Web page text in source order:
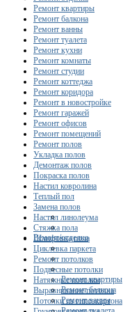
Ремонт/отделка
Ремонт квартиры
Ремонт балкона
Ремонт ванны
Ремонт квартиры
Ремонт балкона
Ремонт ванны
Ремонт туалета
Ремонт кухни
Ремонт комнаты
Ремонт студии
Ремонт коттеджа
Ремонт коридора
Ремонт в новостройке
Ремонт гаражей
Ремонт офисов
Ремонт помещений
Ремонт полов
Укладка полов
Демонтаж полов
Покраска полов
Настил ковролина
Теплый пол
Замена полов
Настил линолеума
Стяжка пола
Шлифовка пола
Циклевка паркета
Ремонт потолков
Подвесные потолки
Натяжные потолки
Выравнивание потолка
Потолки из гипсокартона